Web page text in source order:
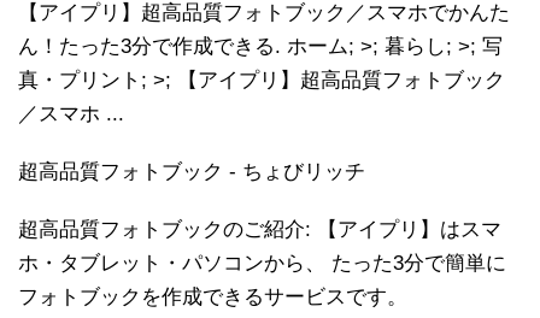
【アイプリ】超高品質フォトブック／スマホでかんた
ん！たった3分で作成できる. ホーム; >; 暮らし; >; 写
真・プリント; >; 【アイプリ】超高品質フォトブック
／スマホ ...
超高品質フォトブック - ちょびリッチ
超高品質フォトブックのご紹介: 【アイプリ】はスマ
ホ・タブレット・パソコンから、 たった3分で簡単に
フォトブックを作成できるサービスです。